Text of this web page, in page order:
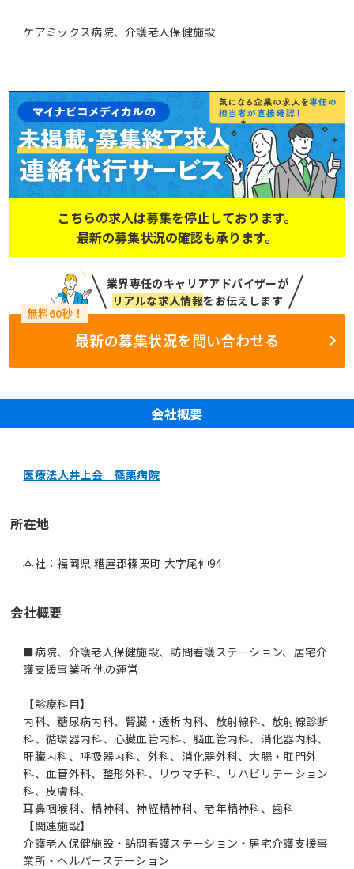
ケアミックス病院、介護老人保健施設
こちらの求人は募集を停止しております。
最新の募集状況の確認も承ります。
業界専任のキャリアアドバイザーが
リアルな求人情報をお伝えします
最新の募集状況を問い合わせる
会社概要
医療法人井上会 篠栗病院
所在地
本社：福岡県 糟屋郡篠栗町 大字尾仲94
会社概要
■病院、介護老人保健施設、訪問看護ステーション、居宅介
護支援事業所 他の運営
【診療科目】
内科、糖尿病内科、腎臓・透析内科、放射線科、放射線診断
科、循環器内科、心臓血管内科、脳血管内科、消化器内科、
肝臓内科、呼吸器内科、外科、消化器外科、大腸・肛門外
科、血管外科、整形外科、リウマチ科、リハビリテーション
科、皮膚科、
耳鼻咽喉科、精神科、神経精神科、老年精神科、歯科
【関連施設】
介護老人保健施設・訪問看護ステーション・居宅介護支援事
業所・ヘルパーステーション